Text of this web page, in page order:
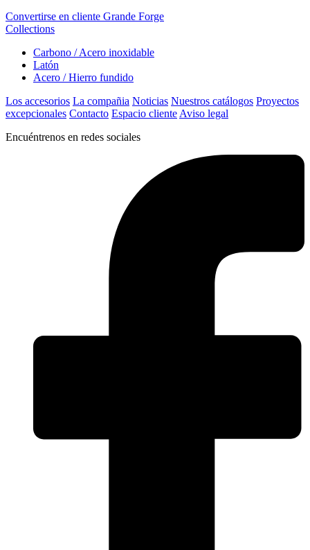
Convertirse en cliente Grande Forge
Collections
Carbono / Acero inoxidable
Latón
Acero / Hierro fundido
Los accesorios La compañia Noticias Nuestros catálogos Proyectos
excepcionales Contacto Espacio cliente Aviso legal
Encuéntrenos en redes sociales